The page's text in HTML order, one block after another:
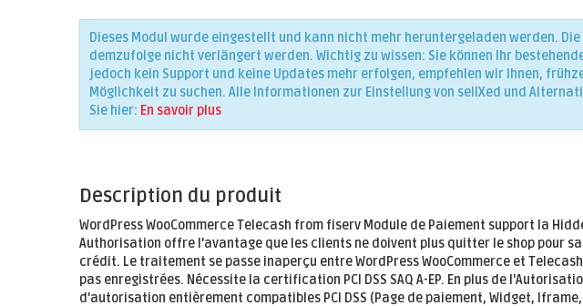
Dieses Modul wurde eingestellt und kann nicht mehr heruntergeladen werden.
demzufolge nicht verlängert werden. Wichtig zu wissen: Sie können Ihr
jedoch kein Support und keine Updates mehr erfolgen, empfehlen wir Ihnen,
Möglichkeit zu suchen. Alle Informationen zur Einstellung von sellXed und
Sie hier: En savoir plus
Description du produit
WordPress WooCommerce Telecash from fiserv Module de Paiement support la
Authorisation offre l'avantage que les clients ne doivent plus quitter le shop pour
crédit. Le traitement se passe inaperçu entre WordPress WooCommerce et
pas enregistrées. Nécessite la certification PCI DSS SAQ A-EP. En plus de
d'autorisation entièrement compatibles PCI DSS (Page de paiement, Widget,